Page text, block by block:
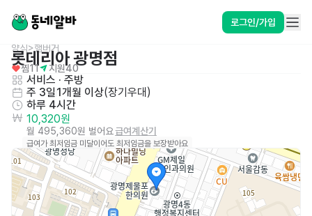
로그인/가입
양식>햄버거
롯데리아 광명점
찜11 지원40
서비스 · 주방
주 3일1개월 이상(장기우대 )
하루 4시간
10,320원
월 495,360원 벌어요급여계산기
급여가 최저임금 미달이어도 최저임금을 보장받아요